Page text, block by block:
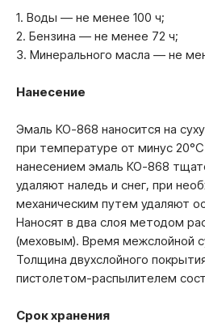
1. Воды — не менее 100 ч;
2. Бензина — не менее 72 ч;
3. Минерального масла — не
Нанесение
Эмаль КО-868 наносится на
при температуре от минус
нанесением эмаль КО-868
удаляют наледь и снег, при
механическим путем удаляют
Наносят в два слоя методом
(меховым). Время межслойной
Толщина двухслойного
пистолетом-распылителем
Срок хранения